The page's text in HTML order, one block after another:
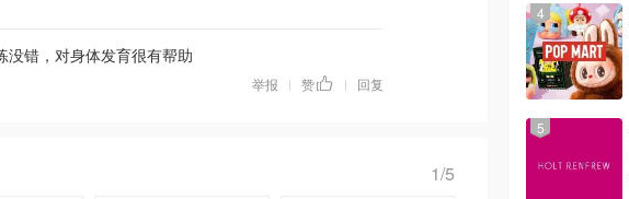
没错，对身体发育很有帮助
举报 | 赞 | 回复
1/5